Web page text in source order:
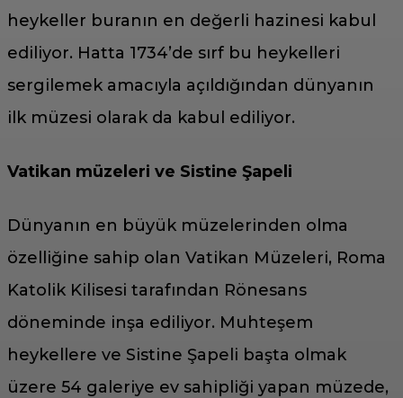
heykeller buranın en değerli hazinesi kabul
ediliyor. Hatta 1734’de sırf bu heykelleri
sergilemek amacıyla açıldığından dünyanın
ilk müzesi olarak da kabul ediliyor.
Vatikan müzeleri ve Sistine Şapeli
Dünyanın en büyük müzelerinden olma
özelliğine sahip olan Vatikan Müzeleri, Roma
Katolik Kilisesi tarafından Rönesans
döneminde inşa ediliyor. Muhteşem
heykellere ve Sistine Şapeli başta olmak
üzere 54 galeriye ev sahipliği yapan müzede,